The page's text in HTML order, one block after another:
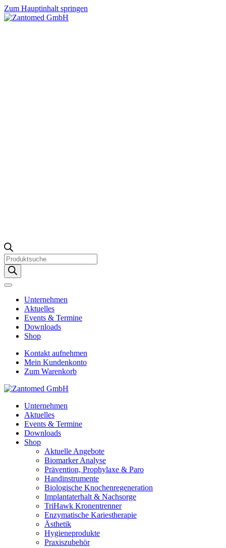
Zum Hauptinhalt springen
Products
search
Unternehmen
Aktuelles
Events & Termine
Downloads
Shop
Kontakt aufnehmen
Mein Kundenkonto
Zum Warenkorb
Unternehmen
Aktuelles
Events & Termine
Downloads
Shop
Aktuelle Angebote
Biomarker Analyse
Prävention, Prophylaxe & Paro
Handinstrumente
Biologische Knochenregeneration
Implantaterhalt & Nachsorge
TriHawk Kronentrenner
Enzymatische Kariestherapie
Ästhetik
Hygieneprodukte
Praxiszubehör